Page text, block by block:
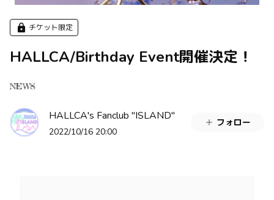
チケット限定
HALLCA/Birthday Event開催決定！
NEWS
HALLCA's Fanclub "ISLAND"
2022/10/16 20:00
フォロー